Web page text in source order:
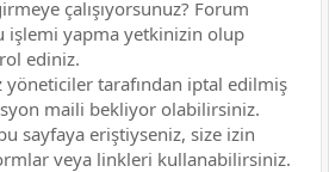
çalışıyorsunuz? Forum
işlemi yapma yetkinizin olup
ediniz.
yöneticiler tarafından iptal edilmiş
maili bekliyor olabilirsiniz.
sayfaya eriştiyseniz, size izin
veya linkleri kullanabilirsiniz.